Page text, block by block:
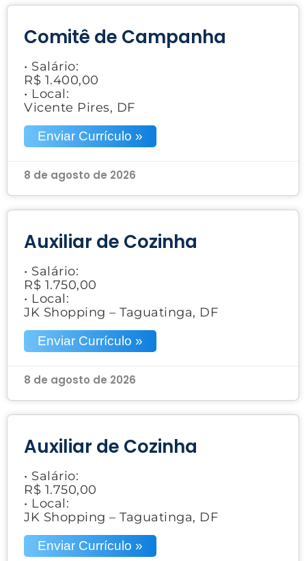
Comitê de Campanha
• Salário:
R$ 1.400,00
• Local:
Vicente Pires, DF
Enviar Currículo »
8 de agosto de 2026
Auxiliar de Cozinha
• Salário:
R$ 1.750,00
• Local:
JK Shopping – Taguatinga, DF
Enviar Currículo »
8 de agosto de 2026
Auxiliar de Cozinha
• Salário:
R$ 1.750,00
• Local:
JK Shopping – Taguatinga, DF
Enviar Currículo »